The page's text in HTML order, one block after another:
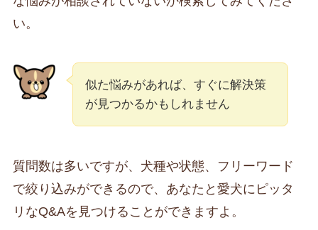
い。
似た悩みがあれば、すぐに解決策
が見つかるかもしれません
質問数は多いですが、犬種や状態、フリーワード
で絞り込みができるので、あなたと愛犬にピッタ
リなQ&Aを見つけることができますよ。